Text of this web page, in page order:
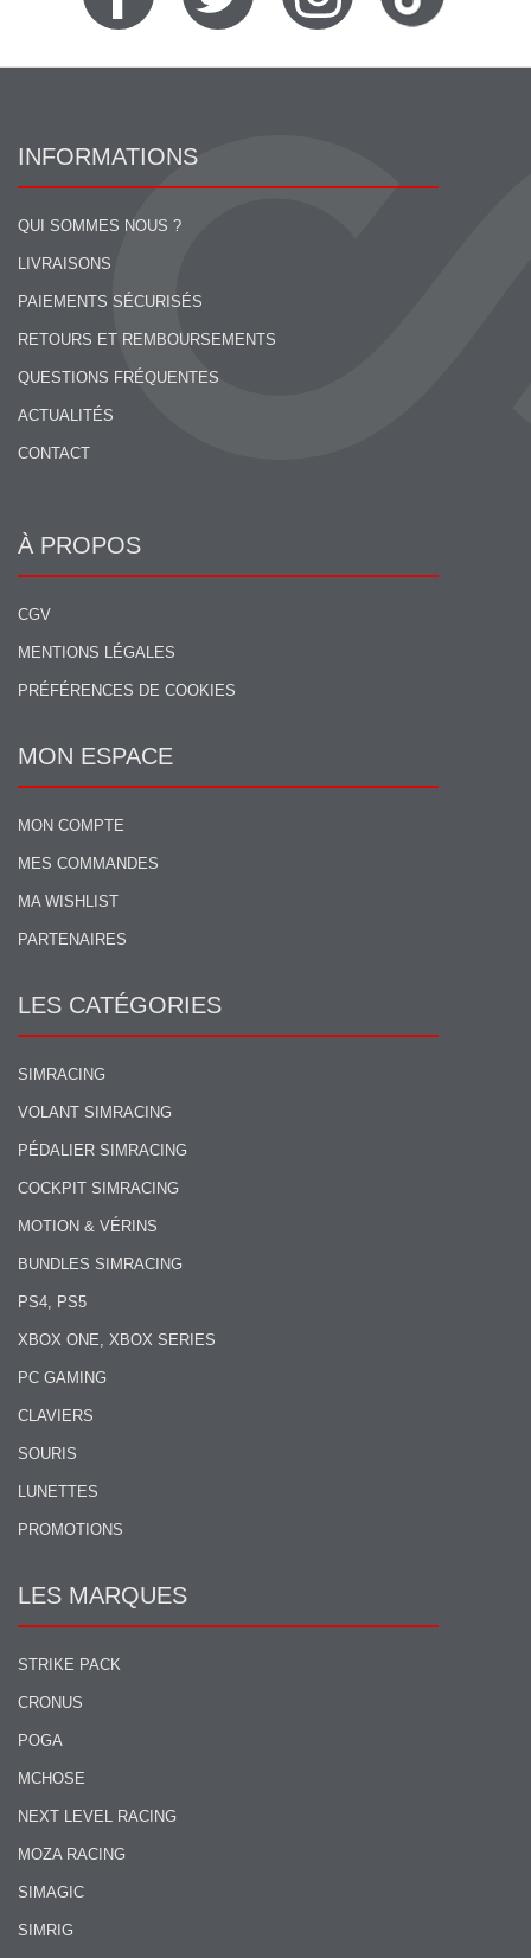
INFORMATIONS
QUI SOMMES NOUS ?
LIVRAISONS
PAIEMENTS SÉCURISÉS
RETOURS ET REMBOURSEMENTS
QUESTIONS FRÉQUENTES
ACTUALITÉS
CONTACT
À PROPOS
CGV
MENTIONS LÉGALES
PRÉFÉRENCES DE COOKIES
MON ESPACE
MON COMPTE
MES COMMANDES
MA WISHLIST
PARTENAIRES
LES CATÉGORIES
SIMRACING
VOLANT SIMRACING
PÉDALIER SIMRACING
COCKPIT SIMRACING
MOTION & VÉRINS
BUNDLES SIMRACING
PS4, PS5
XBOX ONE, XBOX SERIES
PC GAMING
CLAVIERS
SOURIS
LUNETTES
PROMOTIONS
LES MARQUES
STRIKE PACK
CRONUS
POGA
MCHOSE
NEXT LEVEL RACING
MOZA RACING
SIMAGIC
SIMRIG